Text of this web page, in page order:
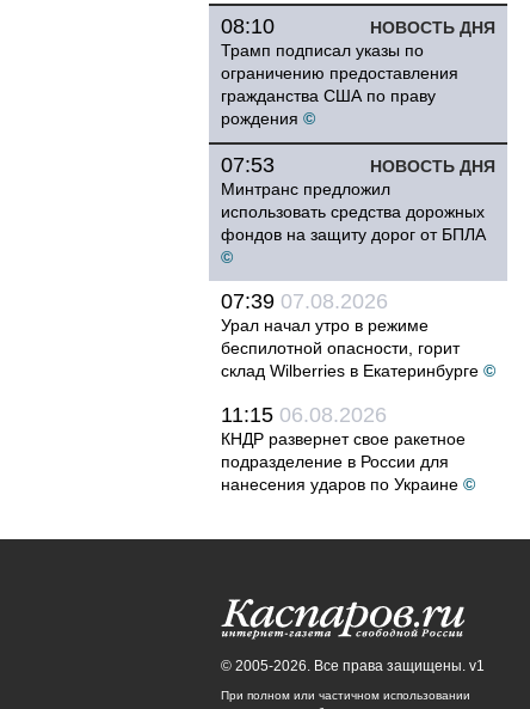
НОВОСТЬ ДНЯ
08:10
Трамп подписал указы по
ограничению предоставления
гражданства США по праву
рождения ©
НОВОСТЬ ДНЯ
07:53
Минтранс предложил
использовать средства дорожных
фондов на защиту дорог от БПЛА
©
07:39 07.08.2026
Урал начал утро в режиме
беспилотной опасности, горит
склад Wilberries в Екатеринбурге ©
11:15 06.08.2026
КНДР развернет свое ракетное
подразделение в России для
нанесения ударов по Украине ©
© 2005-2026. Все права защищены. v1
При полном или частичном использовании